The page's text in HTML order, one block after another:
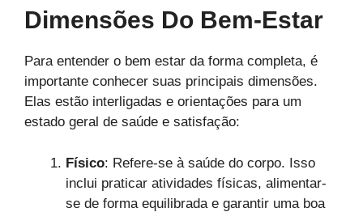
Dimensões Do Bem-Estar
Para entender o bem estar da forma completa, é
importante conhecer suas principais dimensões.
Elas estão interligadas e orientações para um
estado geral de saúde e satisfação:
Físico: Refere-se à saúde do corpo. Isso
inclui praticar atividades físicas, alimentar-
se de forma equilibrada e garantir uma boa